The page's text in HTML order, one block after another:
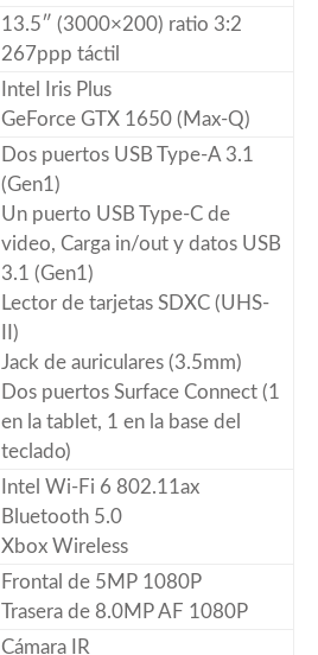
13.5″ (3000×200) ratio 3:2
267ppp táctil
Intel Iris Plus
GeForce GTX 1650 (Max-Q)
Dos puertos USB Type-A 3.1
(Gen1)
Un puerto USB Type-C de
video, Carga in/out y datos USB
3.1 (Gen1)
Lector de tarjetas SDXC (UHS-
II)
Jack de auriculares (3.5mm)
Dos puertos Surface Connect (1
en la tablet, 1 en la base del
teclado)
Intel Wi-Fi 6 802.11ax
Bluetooth 5.0
Xbox Wireless
Frontal de 5MP 1080P
Trasera de 8.0MP AF 1080P
Cámara IR